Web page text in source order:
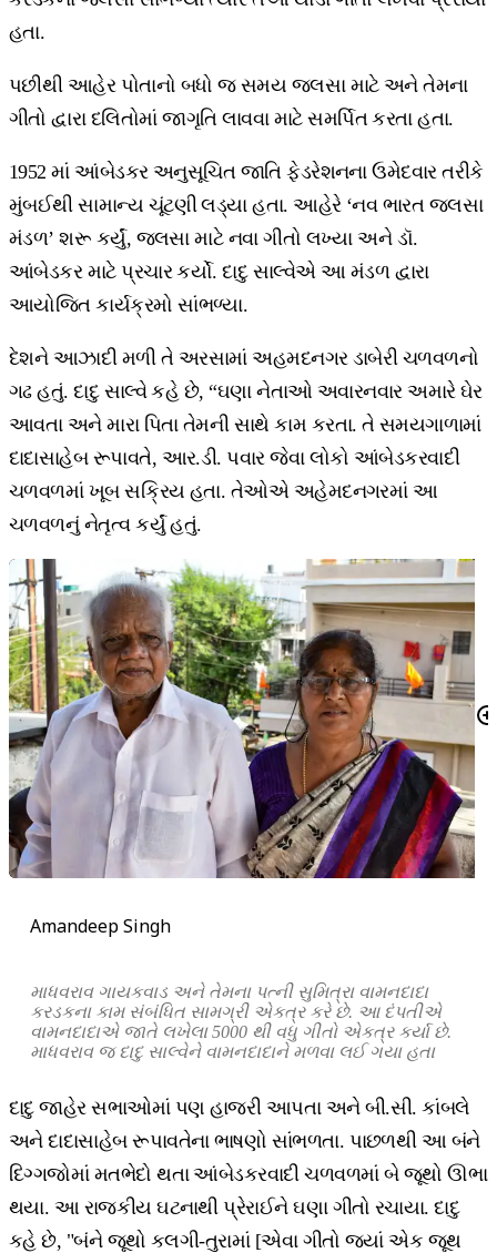
હતા.
પછીથી આહેર પોતાનો બધો જ સમય જલસા માટે અને તેમના
ગીતો દ્વારા દલિતોમાં જાગૃતિ લાવવા માટે સમર્પિત કરતા હતા.
1952 માં આંબેડકર અનુસૂચિત જાતિ ફેડરેશનના ઉમેદવાર તરીકે
મુંબઈથી સામાન્ય ચૂંટણી લડ્યા હતા. આહેરે ‘નવ ભારત જલસા
મંડળ’ શરૂ કર્યું, જલસા માટે નવા ગીતો લખ્યા અને ડૉ.
આંબેડકર માટે પ્રચાર કર્યો. દાદુ સાલ્વેએ આ મંડળ દ્વારા
આયોજિત કાર્યક્રમો સાંભળ્યા.
દેશને આઝાદી મળી તે અરસામાં અહમદનગર ડાબેરી ચળવળનો
ગઢ હતું. દાદુ સાલ્વે કહે છે, “ઘણા નેતાઓ અવારનવાર અમારે ઘેર
આવતા અને મારા પિતા તેમની સાથે કામ કરતા. તે સમયગાળામાં
દાદાસાહેબ રૂપાવતે, આર.ડી. પવાર જેવા લોકો આંબેડકરવાદી
ચળવળમાં ખૂબ સક્રિય હતા. તેઓએ અહેમદનગરમાં આ
ચળવળનું નેતૃત્વ કર્યું હતું.
Amandeep Singh
માધવરાવ ગાયકવાડ અને તેમના પત્ની સુમિત્રા વામનદાદા
કરડકના કામ સંબંધિત સામગ્રી એકત્ર કરે છે. આ દંપતીએ
વામનદાદાએ જાતે લખેલા 5000 થી વધુ ગીતો એકત્ર કર્યા છે.
માધવરાવ જ દાદુ સાલ્વેને વામનદાદાને મળવા લઈ ગયા હતા
દાદુ જાહેર સભાઓમાં પણ હાજરી આપતા અને બી.સી. કાંબલે
અને દાદાસાહેબ રૂપાવતેના ભાષણો સાંભળતા. પાછળથી આ બંને
દિગ્ગજોમાં મતભેદો થતા આંબેડકરવાદી ચળવળમાં બે જૂથો ઊભા
થયા. આ રાજકીય ઘટનાથી પ્રેરાઈને ઘણા ગીતો રચાયા. દાદુ
કહે છે, "બંને જૂથો કલગી-તુરામાં [એવા ગીતો જ્યાં એક જૂથ